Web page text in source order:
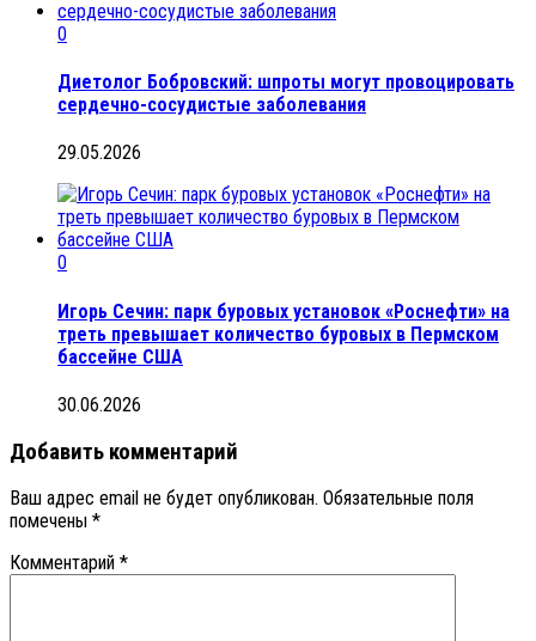
0
Диетолог Бобровский: шпроты могут провоцировать
сердечно-сосудистые заболевания
29.05.2026
0
Игорь Сечин: парк буровых установок «Роснефти» на
треть превышает количество буровых в Пермском
бассейне США
30.06.2026
Добавить комментарий
Ваш адрес email не будет опубликован. Обязательные поля
помечены *
Комментарий *